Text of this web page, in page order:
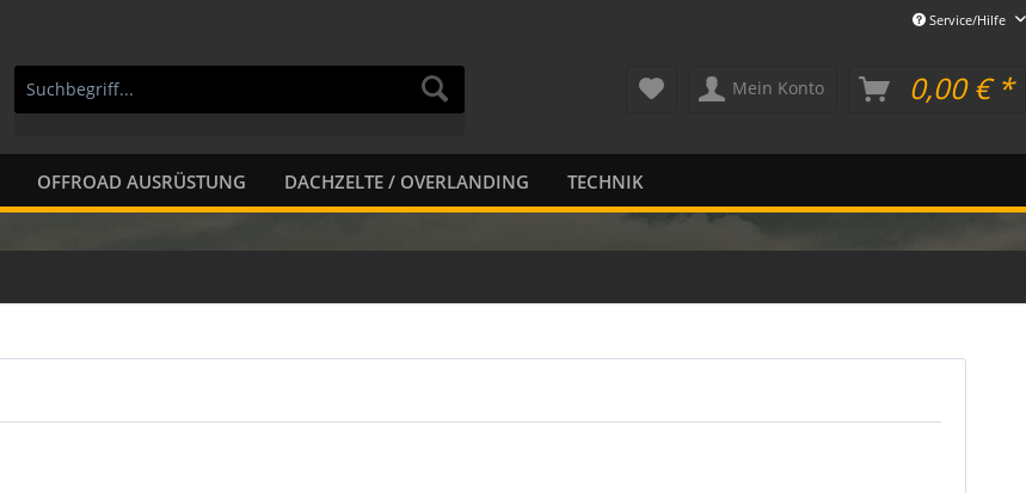
Service/Hilfe
Mein Konto 0,00 € *
OFFROAD AUSRÜSTUNG DACHZELTE / OVERLANDING TECHNIK